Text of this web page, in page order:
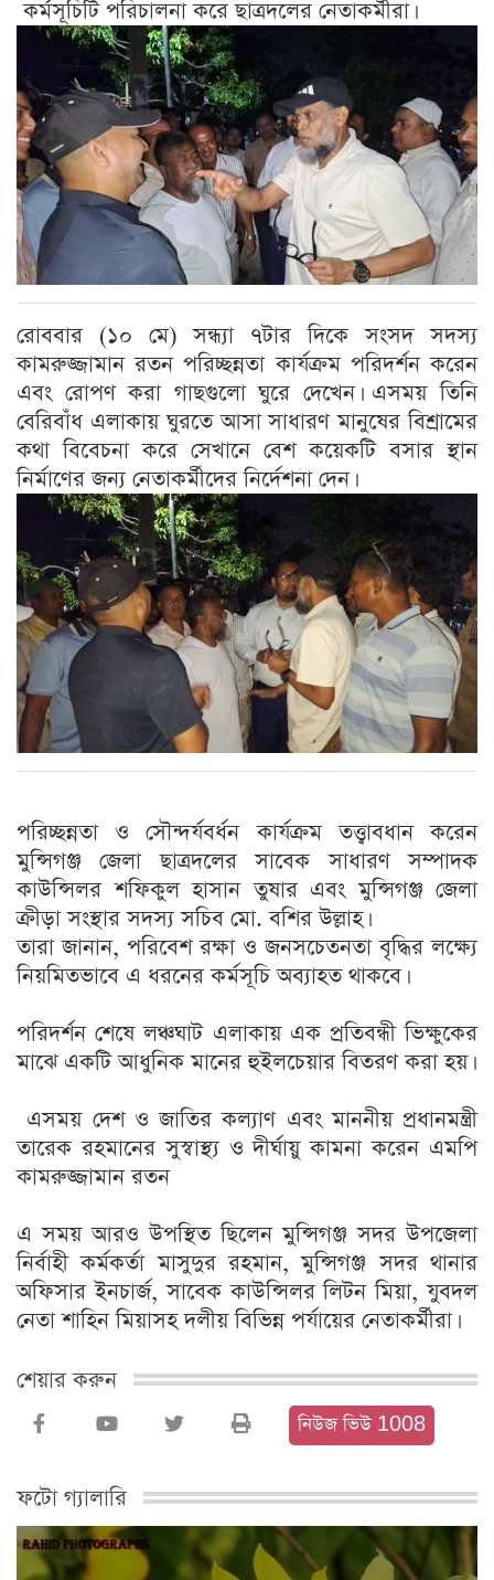
কর্মসূচিটি পরিচালনা করে ছাত্রদলের নেতাকর্মীরা।
রোববার (১০ মে) সন্ধ্যা ৭টার দিকে সংসদ সদস্য
কামরুজ্জামান রতন পরিচ্ছন্নতা কার্যক্রম পরিদর্শন করেন
এবং রোপণ করা গাছগুলো ঘুরে দেখেন। এসময় তিনি
বেরিবাঁধ এলাকায় ঘুরতে আসা সাধারণ মানুষের বিশ্রামের
কথা বিবেচনা করে সেখানে বেশ কয়েকটি বসার স্থান
নির্মাণের জন্য নেতাকর্মীদের নির্দেশনা দেন।
পরিচ্ছন্নতা ও সৌন্দর্যবর্ধন কার্যক্রম তত্ত্বাবধান করেন
মুন্সিগঞ্জ জেলা ছাত্রদলের সাবেক সাধারণ সম্পাদক
কাউন্সিলর শফিকুল হাসান তুষার এবং মুন্সিগঞ্জ জেলা
ক্রীড়া সংস্থার সদস্য সচিব মো. বশির উল্লাহ।
তারা জানান, পরিবেশ রক্ষা ও জনসচেতনতা বৃদ্ধির লক্ষ্যে
নিয়মিতভাবে এ ধরনের কর্মসূচি অব্যাহত থাকবে।
পরিদর্শন শেষে লঞ্চঘাট এলাকায় এক প্রতিবন্ধী ভিক্ষুকের
মাঝে একটি আধুনিক মানের হুইলচেয়ার বিতরণ করা হয়।
এসময় দেশ ও জাতির কল্যাণ এবং মাননীয় প্রধানমন্ত্রী
তারেক রহমানের সুস্বাস্থ্য ও দীর্ঘায়ু কামনা করেন এমপি
কামরুজ্জামান রতন
এ সময় আরও উপস্থিত ছিলেন মুন্সিগঞ্জ সদর উপজেলা
নির্বাহী কর্মকর্তা মাসুদুর রহমান, মুন্সিগঞ্জ সদর থানার
অফিসার ইনচার্জ, সাবেক কাউন্সিলর লিটন মিয়া, যুবদল
নেতা শাহিন মিয়াসহ দলীয় বিভিন্ন পর্যায়ের নেতাকর্মীরা।
শেয়ার করুন
নিউজ ভিউ 1008
ফটো গ্যালারি